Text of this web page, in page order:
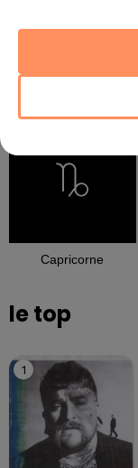
Capricorne
le top
1